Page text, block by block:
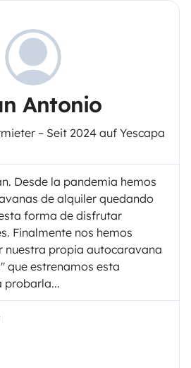
Antonio
– Seit 2024 auf Yescapa
Desde la pandemia hemos
de alquiler quedando
forma de disfrutar
Finalmente nos hemos
nuestra propia autocaravana
que estrenamos esta
probarla...